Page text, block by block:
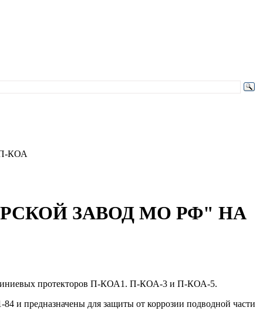
КОА
ЗАВОД МО РФ" НА
протекторов П-КОА1. П-КОА-3 и П-КОА-5.
предназначены для защиты от коррозии подводной части